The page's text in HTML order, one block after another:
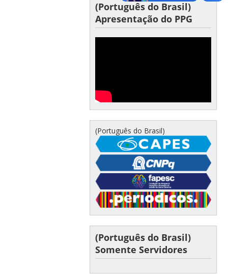
(Português do Brasil)
Apresentação do PPG
(Português do Brasil)
(Português do Brasil)
Somente Servidores